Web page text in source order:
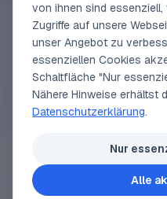
Vorschau
Erfahrungen
Lehrbuchautor
SEGELLEXIKON
Growler
sieheMeereis.
Voriger Begriff
von ihnen sind essenziell,
Zugriffe auf unsere
unser Angebot zu
essenziellen Cookies
Schaltfläche "Nur
Nähere Hinweise erhältst
Datenschutzerklärung.
Nur
Alle